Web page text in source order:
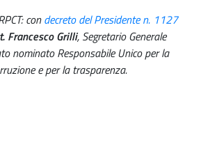
condecreto del Presidente n. 1127
Francesco Grilli, Segretario Generale
nominato Responsabile Unico per la
e per la trasparenza.